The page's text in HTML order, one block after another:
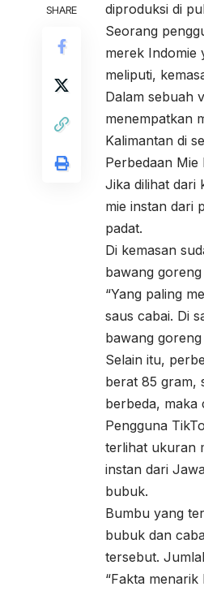
SHARE
diproduksi di
Seorang
merek Indomie
meliputi,
Dalam sebuah
menempatkan
Kalimantan di
Perbedaan
Jika dilihat dari
mie instan dari
padat.
Di kemasan
bawang
“Yang paling
saus cabai. Di
bawang
Selain itu,
berat 85 gram,
berbeda, maka
Pengguna
terlihat ukuran
instan dari
bubuk.
Bumbu yang
bubuk dan
tersebut.
“Fakta